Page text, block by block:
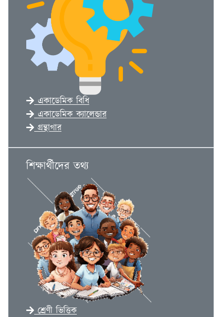
একাডেমিক বিধি
একাডেমিক ক্যালেন্ডার
গ্রন্থাগার
শিক্ষার্থীদের তথ্য
শ্রেণী ভিত্তিক